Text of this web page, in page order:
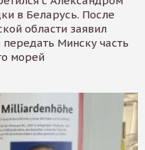
в Беларусь. После
области заявил
Минску часть
морей